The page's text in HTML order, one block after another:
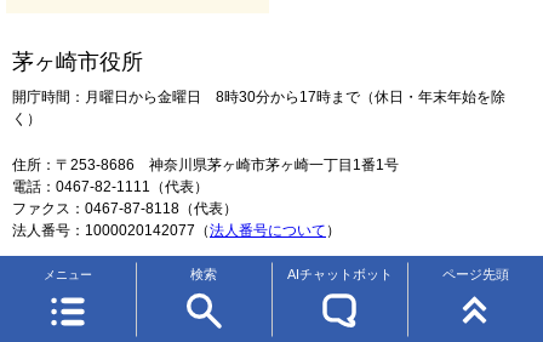
メニュー 検索 AIチャットボット ページ先頭
茅ヶ崎市役所
開庁時間：月曜日から金曜日 8時30分から17時まで（休日・年末年始を除
く）
住所：〒253-8686 神奈川県茅ヶ崎市茅ヶ崎一丁目1番1号
電話：0467-82-1111（代表）
ファクス：0467-87-8118（代表）
法人番号：1000020142077（法人番号について ）
地図・フロア案内 お問い合わせ
Copyright © Chigasaki City. All rights Reserved.